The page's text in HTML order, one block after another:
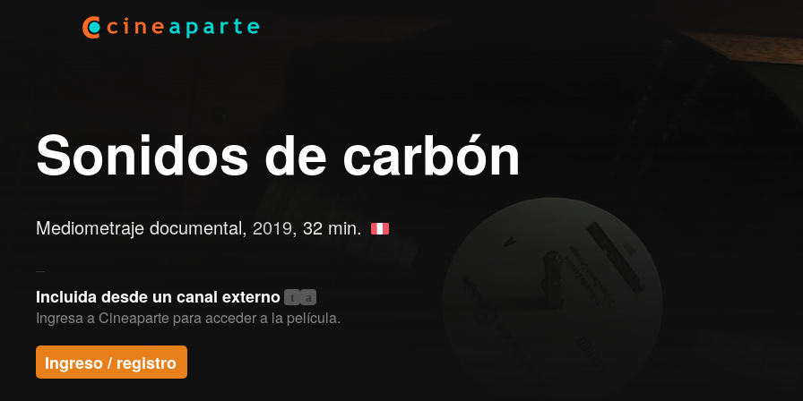
Sonidos de carbón
Mediometraje documental, 2019, 32 min.
Incluida desde un canal externo t a
Ingresa a Cineaparte para acceder a la película.
Ingreso / registro